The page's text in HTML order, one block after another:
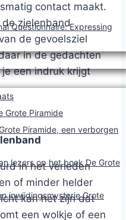
Questionnaire: Expressing
Grote Piramide
Piramide, een verborgen
lezers op het boek De Grote
inwijdingsmysterie Grote
contact maakt.
zielenband
de gevoelsziel
in de gedachten
je een indruk krijgt
in het verleden
of minder helder
kan het zijn dat
een wolkje of een